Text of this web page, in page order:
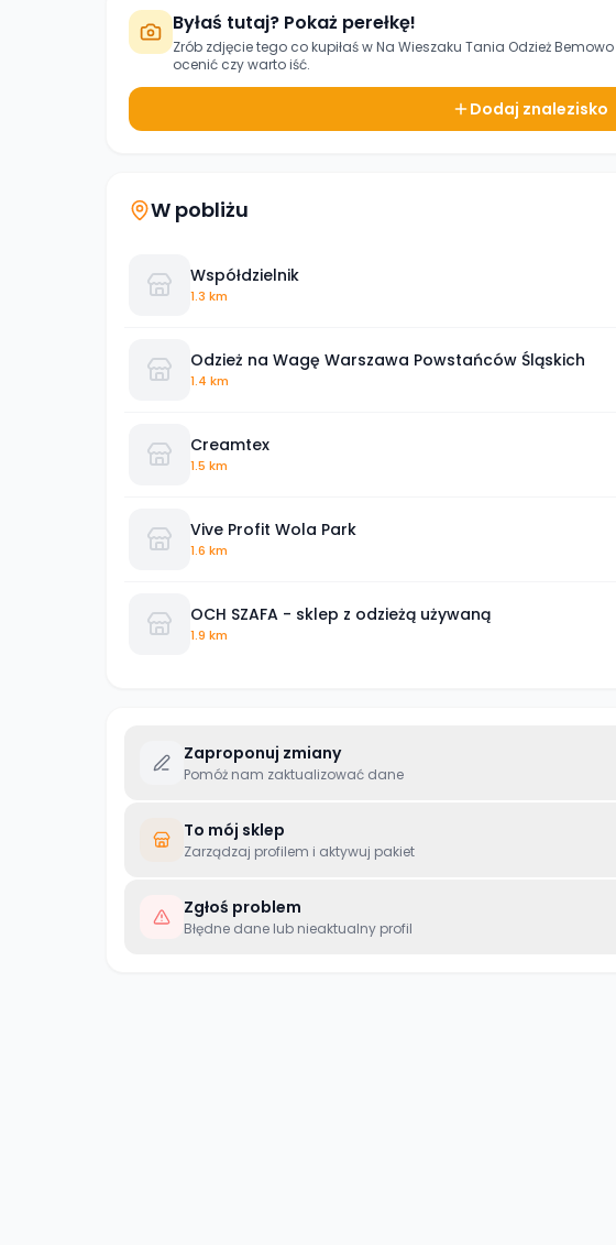
Byłaś tutaj? Pokaż perełkę!
Zrób zdjęcie tego co kupiłaś wNa Wieszaku Tania Odzież Bemowo
ocenić czy warto iść.
Dodaj znalezisko
W pobliżu
Współdzielnik
1.3 km
Odzież na Wagę Warszawa Powstańców Śląskich
1.4 km
Creamtex
1.5 km
Vive Profit Wola Park
1.6 km
OCH SZAFA - sklep z odzieżą używaną
1.9 km
Zaproponuj zmiany
Pomóż nam zaktualizować dane
To mój sklep
Zarządzaj profilem i aktywuj pakiet
Zgłoś problem
Błędne dane lub nieaktualny profil